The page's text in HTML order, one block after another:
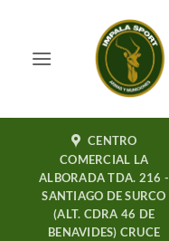
contenido
CENTRO
COMERCIAL LA
ALBORADA TDA. 216 -
SANTIAGO DE SURCO
(ALT. CDRA 46 DE
BENAVIDES) CRUCE